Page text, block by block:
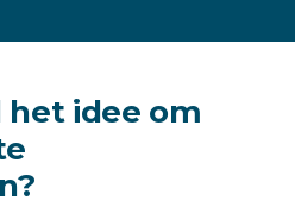
idee om